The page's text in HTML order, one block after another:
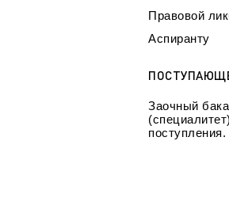
Правовой
Аспиранту
Заочный
поступления.